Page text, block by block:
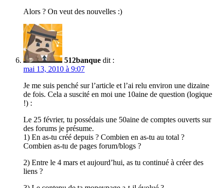
Alors ? On veut des nouvelles :)
512banque dit :
mai 13, 2010 à 9:07
Je me suis penché sur l’article et l’ai relu environ une dizaine
de fois. Cela a suscité en moi une 10aine de question (logique
!) :
Le 25 février, tu possédais une 50aine de comptes ouverts sur
des forums je présume.
1) En as-tu créé depuis ? Combien en as-tu au total ?
Combien as-tu de pages forum/blogs ?
2) Entre le 4 mars et aujourd’hui, as tu continué à créer des
liens ?